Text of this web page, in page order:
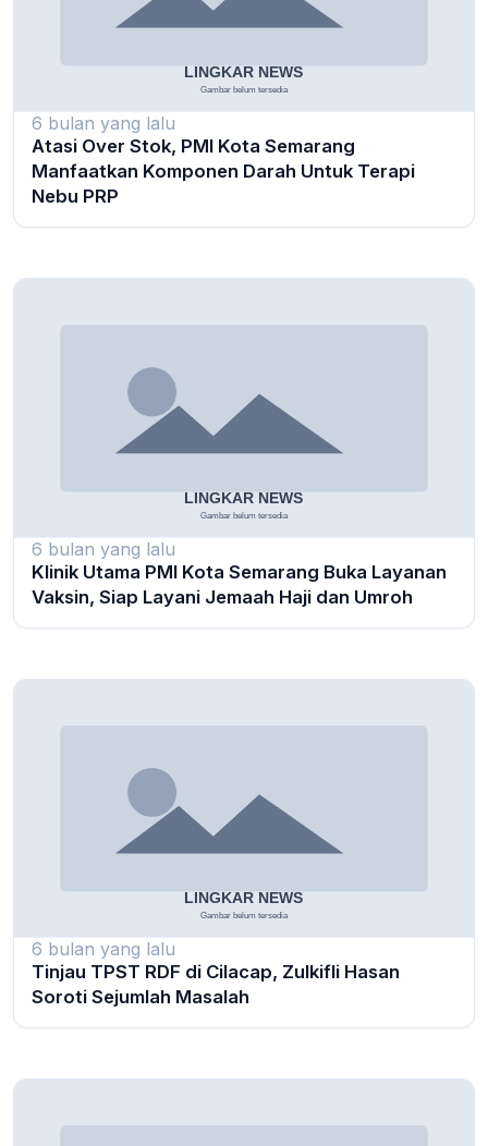
6 bulan yang lalu
Atasi Over Stok, PMI Kota Semarang
Manfaatkan Komponen Darah Untuk Terapi
Nebu PRP
6 bulan yang lalu
Klinik Utama PMI Kota Semarang Buka Layanan
Vaksin, Siap Layani Jemaah Haji dan Umroh
6 bulan yang lalu
Tinjau TPST RDF di Cilacap, Zulkifli Hasan
Soroti Sejumlah Masalah